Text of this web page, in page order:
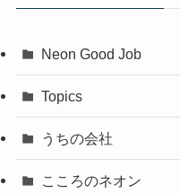
Neon Good Job
Topics
うちの会社
こころのネオン